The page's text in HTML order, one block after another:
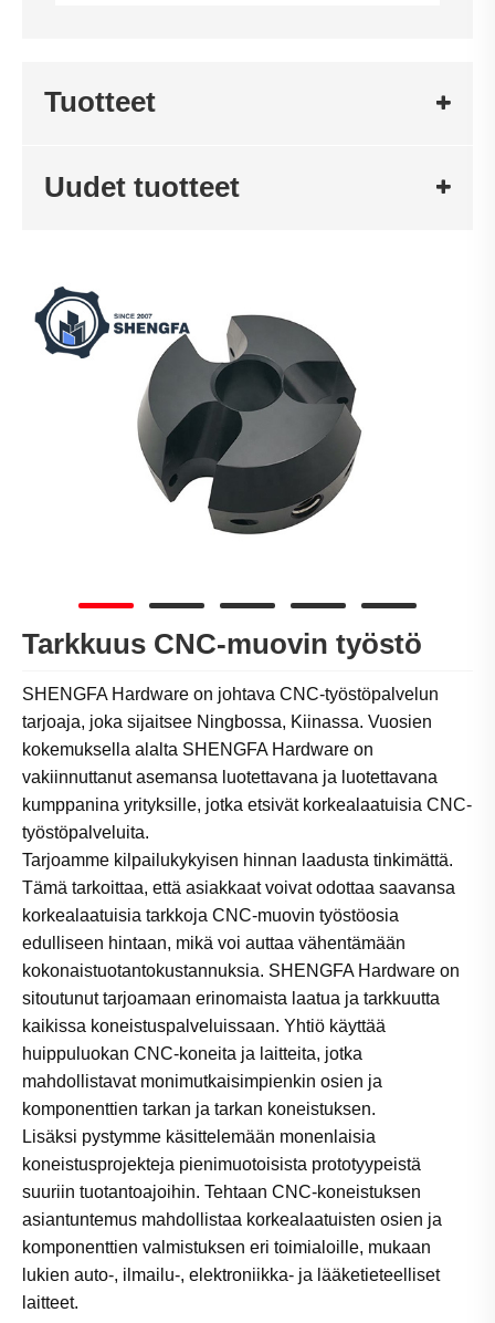
Tuotteet
Uudet tuotteet
Tarkkuus CNC-muovin työstö
SHENGFA Hardware on johtava CNC-työstöpalvelun
tarjoaja, joka sijaitsee Ningbossa, Kiinassa. Vuosien
kokemuksella alalta SHENGFA Hardware on
vakiinnuttanut asemansa luotettavana ja luotettavana
kumppanina yrityksille, jotka etsivät korkealaatuisia CNC-
työstöpalveluita.
Tarjoamme kilpailukykyisen hinnan laadusta tinkimättä.
Tämä tarkoittaa, että asiakkaat voivat odottaa saavansa
korkealaatuisia tarkkoja CNC-muovin työstöosia
edulliseen hintaan, mikä voi auttaa vähentämään
kokonaistuotantokustannuksia. SHENGFA Hardware on
sitoutunut tarjoamaan erinomaista laatua ja tarkkuutta
kaikissa koneistuspalveluissaan. Yhtiö käyttää
huippuluokan CNC-koneita ja laitteita, jotka
mahdollistavat monimutkaisimpienkin osien ja
komponenttien tarkan ja tarkan koneistuksen.
Lisäksi pystymme käsittelemään monenlaisia ​​
koneistusprojekteja pienimuotoisista prototyypeistä
suuriin tuotantoajoihin. Tehtaan CNC-koneistuksen
asiantuntemus mahdollistaa korkealaatuisten osien ja
komponenttien valmistuksen eri toimialoille, mukaan
lukien auto-, ilmailu-, elektroniikka- ja lääketieteelliset
laitteet.